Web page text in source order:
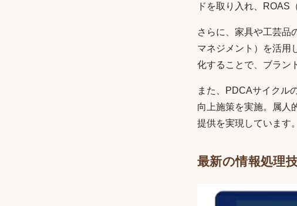
ドを取り入れ、ROAS
さらに、家具や工芸品
マネジメント）を活用
化することで、ブラン
また、PDCAサイクル
向上施策を実施。属人
提供を実現しています。
最新の情報処理